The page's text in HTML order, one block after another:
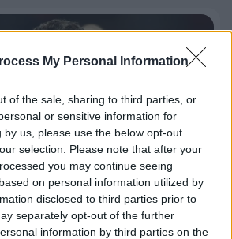
My Personal Information
of the sale, sharing to third parties, or
or sensitive information for
by us, please use the below opt-out
selection. Please note that after your
you may continue seeing
on personal information utilized by
disclosed to third parties prior to
separately opt-out of the further
information by third parties on the